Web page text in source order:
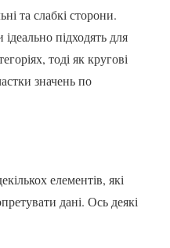
та слабкі сторони.
підходять для
тоді як кругові
значень по
елементів, які
дані. Ось деякі